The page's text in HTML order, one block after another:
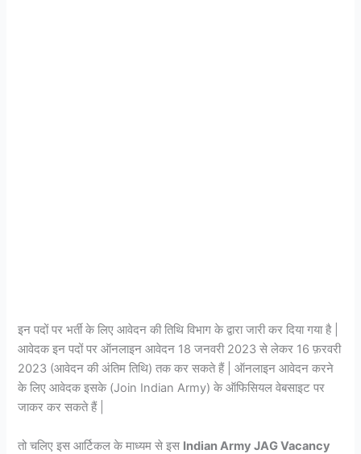
इन पदों पर भर्ती के लिए आवेदन की तिथि विभाग के द्वारा जारी कर दिया गया है |
आवेदक इन पदों पर ऑनलाइन आवेदन 18 जनवरी 2023 से लेकर 16 फ़रवरी
2023 (आवेदन की अंतिम तिथि) तक कर सकते हैं | ऑनलाइन आवेदन करने
के लिए आवेदक इसके (Join Indian Army) के ऑफिसियल वेबसाइट पर
जाकर कर सकते हैं |
तो चलिए इस आर्टिकल के माध्यम से इस Indian Army JAG Vacancy